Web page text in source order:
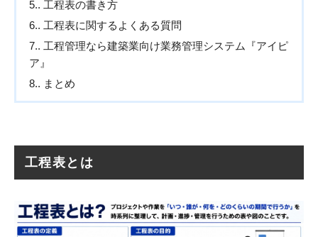
5. 工程表の書き方
6. 工程表に関するよくある質問
7. 工程管理なら建築業向け業務管理システム『アイピ
ア』
8.
まとめ
工程表とは